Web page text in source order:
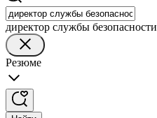
директор службы безопасности
Резюме